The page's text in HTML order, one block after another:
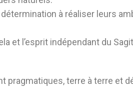
à réaliser leurs
et l’esprit indépendant du
pragmatiques, terre à terre et